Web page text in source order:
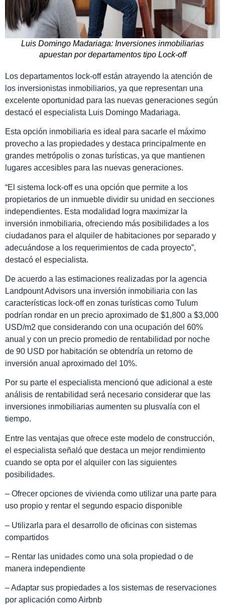
Luis Domingo Madariaga: Inversiones inmobiliarias
apuestan por departamentos tipo Lock-off
Los departamentos lock-off están atrayendo la atención de
los inversionistas inmobiliarios, ya que representan una
excelente oportunidad para las nuevas generaciones según
destacó el especialista Luis Domingo Madariaga.
Esta opción inmobiliaria es ideal para sacarle el máximo
provecho a las propiedades y destaca principalmente en
grandes metrópolis o zonas turísticas, ya que mantienen
lugares accesibles para las nuevas generaciones.
“El sistema lock-off es una opción que permite a los
propietarios de un inmueble dividir su unidad en secciones
independientes. Esta modalidad logra maximizar la
inversión inmobiliaria, ofreciendo más posibilidades a los
ciudadanos para el alquiler de habitaciones por separado y
adecuándose a los requerimientos de cada proyecto”,
destacó el especialista.
De acuerdo a las estimaciones realizadas por la agencia
Landpount Advisors una inversión inmobiliaria con las
características lock-off en zonas turísticas como Tulum
podrían rondar en un precio aproximado de $1,800 a $3,000
USD/m2 que considerando con una ocupación del 60%
anual y con un precio promedio de rentabilidad por noche
de 90 USD por habitación se obtendría un retorno de
inversión anual aproximado del 10%.
Por su parte el especialista mencionó que adicional a este
análisis de rentabilidad será necesario considerar que las
inversiones inmobiliarias aumenten su plusvalía con el
tiempo.
Entre las ventajas que ofrece este modelo de construcción,
el especialista señaló que destaca un mejor rendimiento
cuando se opta por el alquiler con las siguientes
posibilidades.
– Ofrecer opciones de vivienda como utilizar una parte para
uso propio y rentar el segundo espacio disponible
– Utilizarla para el desarrollo de oficinas con sistemas
compartidos
– Rentar las unidades como una sola propiedad o de
manera independiente
– Adaptar sus propiedades a los sistemas de reservaciones
por aplicación como Airbnb